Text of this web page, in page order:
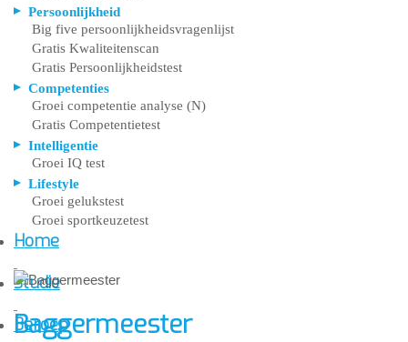
Persoonlijkheid
Big five persoonlijkheidsvragenlijst
Gratis Kwaliteitenscan
Gratis Persoonlijkheidstest
Competenties
Groei competentie analyse (N)
Gratis Competentietest
Intelligentie
Groei IQ test
Lifestyle
Groei gelukstest
Groei sportkeuzetest
Home
Studie
Beroep
Baggermeester